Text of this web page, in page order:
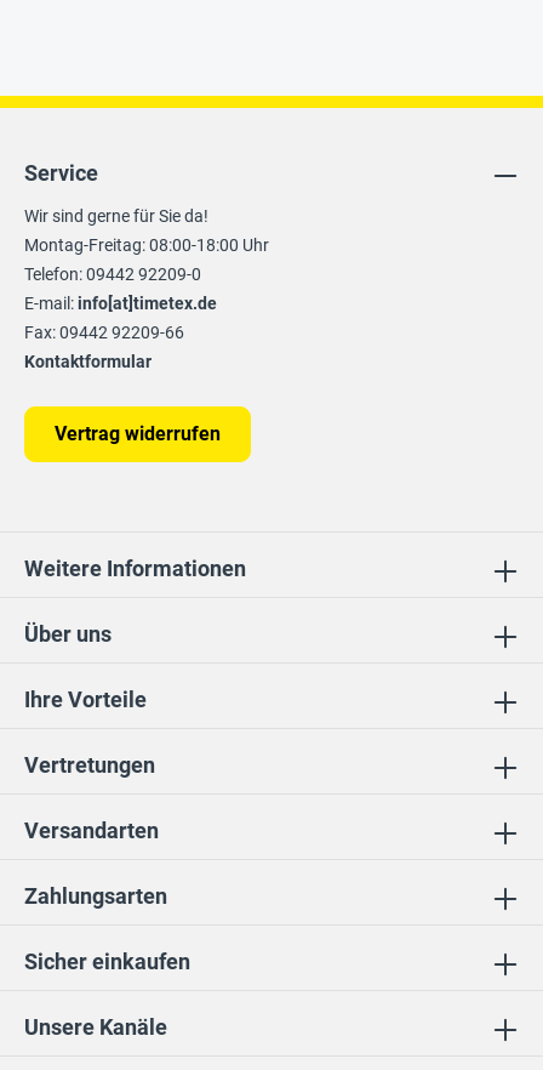
Unsere Kanäle
Ihre Vorteile
Vertretungen
Sicher einkaufen
Über uns
Service
Wir sind gerne für Sie da!
Montag-Freitag: 08:00-18:00 Uhr
Telefon: 09442 92209-0
E-mail:info[at]timetex.de
Fax: 09442 92209-66
Kontaktformular
Vertrag widerrufen
Weitere Informationen
Zahlungsarten
Versandarten